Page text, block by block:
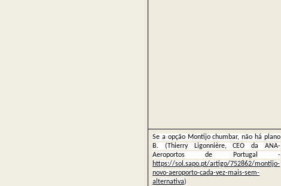
Se a opção Montijo chumbar, não há plano
B. (Thierry Ligonnière, CEO da ANA-
Aeroportos de Portugal -
https://sol.sapo.pt/artigo/752862/montijo-
novo-aeroporto-cada-vez-mais-sem-
alternativa)